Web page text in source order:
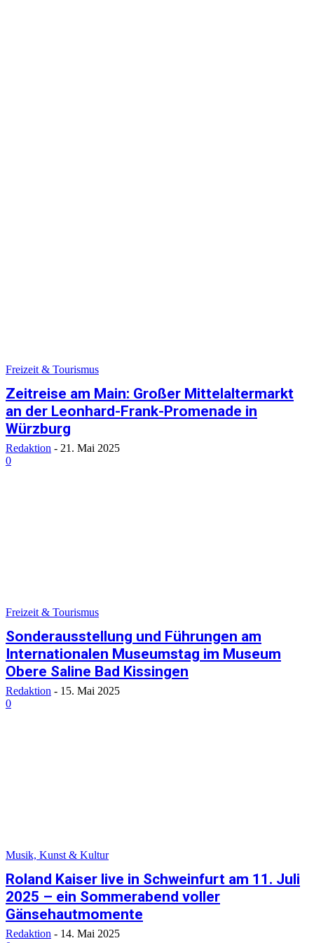
Freizeit & Tourismus
Zeitreise am Main: Großer Mittelaltermarkt
an der Leonhard-Frank-Promenade in
Würzburg
Redaktion - 21. Mai 2025
0
Freizeit & Tourismus
Sonderausstellung und Führungen am
Internationalen Museumstag im Museum
Obere Saline Bad Kissingen
Redaktion - 15. Mai 2025
0
Musik, Kunst & Kultur
Roland Kaiser live in Schweinfurt am 11. Juli
2025 – ein Sommerabend voller
Gänsehautmomente
Redaktion - 14. Mai 2025